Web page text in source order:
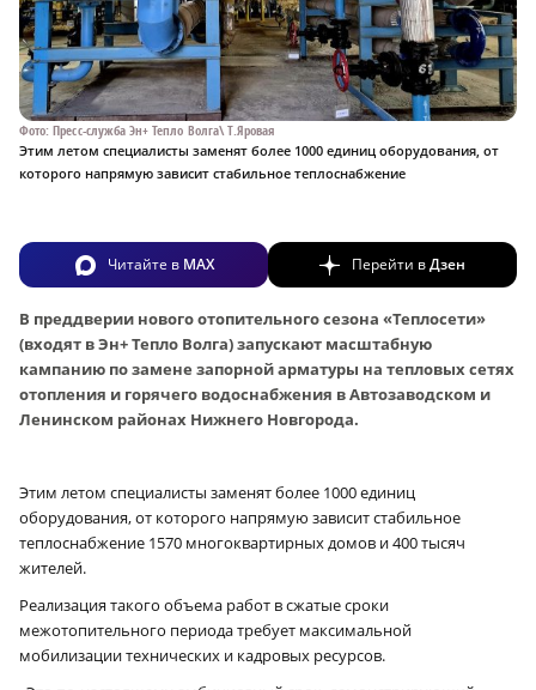
Фото: Пресс-служба Эн+ Тепло Волга\ Т.Яровая
Этим летом специалисты заменят более 1000 единиц оборудования, от
которого напрямую зависит стабильное теплоснабжение
Читайте в MAX Перейти вДзен
В преддверии нового отопительного сезона «Теплосети»
(входят в Эн+ Тепло Волга) запускают масштабную
кампанию по замене запорной арматуры на тепловых сетях
отопления и горячего водоснабжения в Автозаводском и
Ленинском районах Нижнего Новгорода.
Этим летом специалисты заменят более 1000 единиц
оборудования, от которого напрямую зависит стабильное
теплоснабжение 1570 многоквартирных домов и 400 тысяч
жителей.
Реализация такого объема работ в сжатые сроки
межотопительного периода требует максимальной
мобилизации технических и кадровых ресурсов.